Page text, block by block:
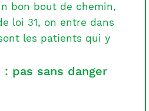
bon bout de chemin,
loi 31, on entre dans
les patients qui y
: pas sans danger